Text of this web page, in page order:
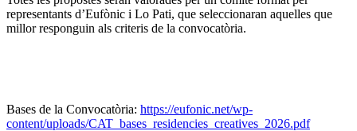
representants d’Eufònic i Lo Pati, que seleccionaran aquelles que
millor responguin als criteris de la convocatòria.
Bases de la Convocatòria: https://eufonic.net/wp-
content/uploads/CAT_bases_residencies_creatives_2026.pdf